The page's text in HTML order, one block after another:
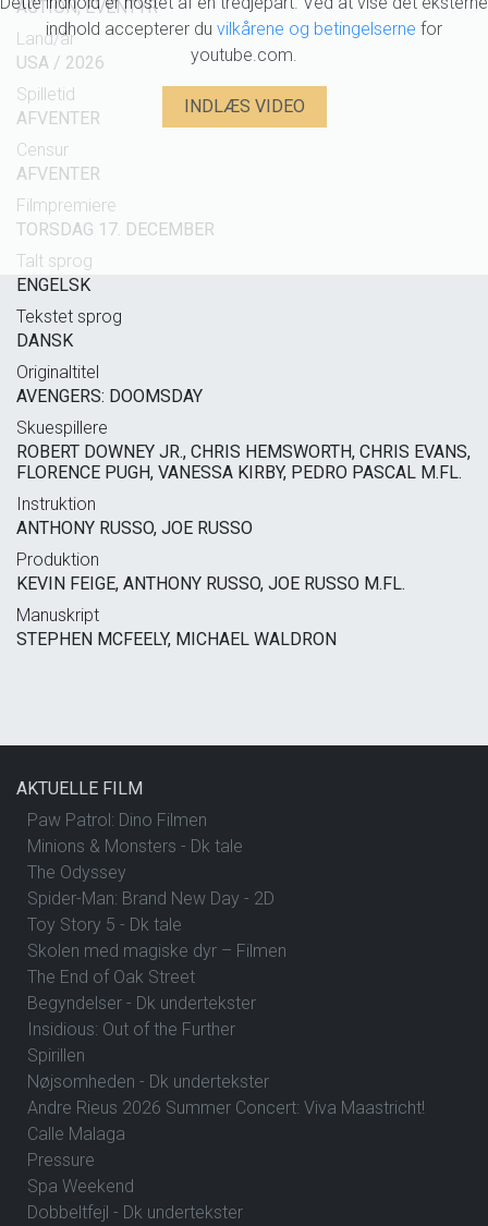
indhold accepterer du vilkårene og betingelserne for
youtube.com.
INDLÆS VIDEO
ACTION, EVENTYR
Land/år
USA / 2026
Spilletid
AFVENTER
Censur
AFVENTER
Filmpremiere
TORSDAG 17. DECEMBER
Talt sprog
ENGELSK
Tekstet sprog
DANSK
Originaltitel
AVENGERS: DOOMSDAY
Skuespillere
ROBERT DOWNEY JR., CHRIS HEMSWORTH, CHRIS EVANS,
FLORENCE PUGH, VANESSA KIRBY, PEDRO PASCAL M.FL.
Instruktion
ANTHONY RUSSO, JOE RUSSO
Produktion
KEVIN FEIGE, ANTHONY RUSSO, JOE RUSSO M.FL.
Manuskript
STEPHEN MCFEELY, MICHAEL WALDRON
AKTUELLE FILM
Paw Patrol: Dino Filmen
Minions & Monsters - Dk tale
The Odyssey
Spider-Man: Brand New Day - 2D
Toy Story 5 - Dk tale
Skolen med magiske dyr – Filmen
The End of Oak Street
Begyndelser - Dk undertekster
Insidious: Out of the Further
Spirillen
Nøjsomheden - Dk undertekster
Andre Rieus 2026 Summer Concert: Viva Maastricht!
Calle Malaga
Pressure
Spa Weekend
Dobbeltfejl - Dk undertekster